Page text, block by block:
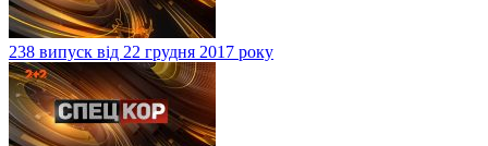
238 випуск від 22 грудня 2017 року